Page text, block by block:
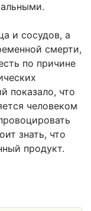
и сосудов, а
смерти,
по причине
показало, что
человеком
знать, что
продукт.